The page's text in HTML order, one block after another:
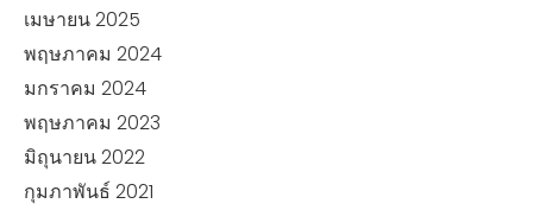
เมษายน 2025
พฤษภาคม 2024
มกราคม 2024
พฤษภาคม 2023
มิถุนายน 2022
กุมภาพันธ์ 2021